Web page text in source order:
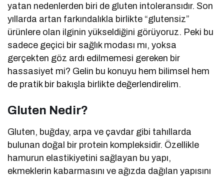
yatan nedenlerden biri de gluten intoleransıdır. Son
yıllarda artan farkındalıkla birlikte “glutensiz”
ürünlere olan ilginin yükseldiğini görüyoruz. Peki bu
sadece geçici bir sağlık modası mı, yoksa
gerçekten göz ardı edilmemesi gereken bir
hassasiyet mi? Gelin bu konuyu hem bilimsel hem
de pratik bir bakışla birlikte değerlendirelim.
Gluten Nedir?
Gluten, buğday, arpa ve çavdar gibi tahıllarda
bulunan doğal bir protein kompleksidir. Özellikle
hamurun elastikiyetini sağlayan bu yapı,
ekmeklerin kabarmasını ve ağızda dağılan yapısını